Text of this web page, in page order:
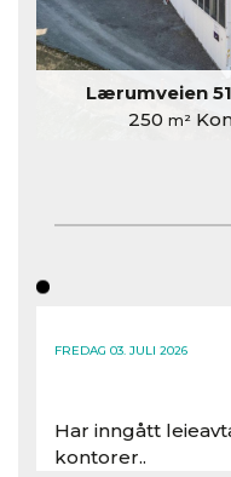
Lærumveien
250 m²
FREDAG 03. JULI 2026
Har inngått
kontorer..